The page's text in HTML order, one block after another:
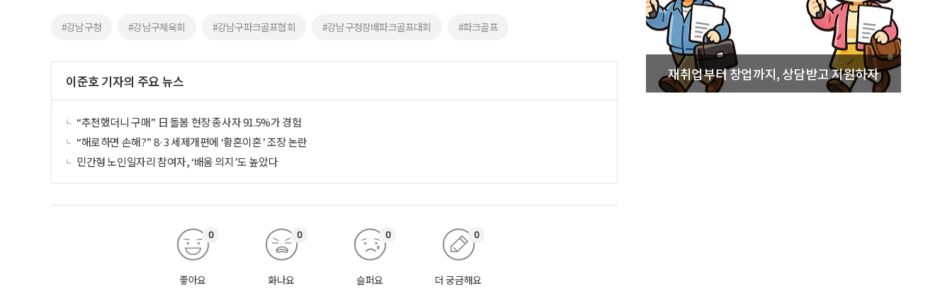
#강남구청 #강남구체육회 #강남구파크골프협회 #강남구청장배파크골프대회 #파크골프
이준호 기자의 주요 뉴스
“추천했더니 구매” 日 돌봄 현장 종사자 91.5%가 경험
“해로하면 손해?” 8·3 세제개편에 ‘황혼이혼’ 조장 논란
민간형 노인일자리 참여자, ‘배움 의지’도 높았다
좋아요
0
화나요
0
슬퍼요
0
더 궁금해요
0
재취업부터 창업까지, 상담받고 지원하자